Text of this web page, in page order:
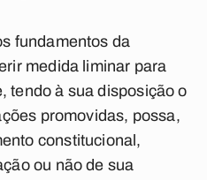
fundamentos da
medida liminar para
tendo à sua disposição o
promovidas, possa,
constitucional,
ou não de sua